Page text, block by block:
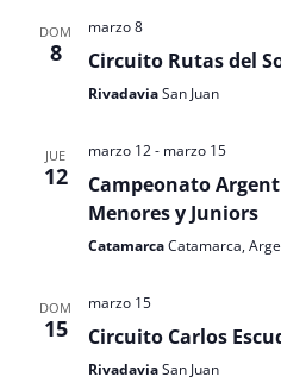
DOM
8
marzo 8
Circuito Rutas del
RivadaviaSan Juan
JUE
12
marzo 12- marzo 15
Campeonato
Menores y Juniors
CatamarcaCatamarca,
DOM
15
marzo 15
Circuito Carlos
RivadaviaSan Juan